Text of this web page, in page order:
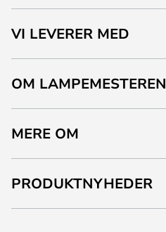
VI LEVERER MED
OM LAMPEMESTEREN
MERE OM
PRODUKTNYHEDER